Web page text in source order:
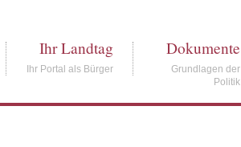
Ihr Landtag
Ihr Portal als Bürger
Dokumente
Grundlagen der
Politik